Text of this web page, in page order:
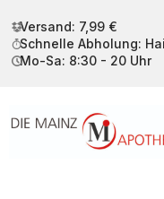
Versand: 7,99 €
Schnelle Abholung:
Mo-Sa: 8:30 - 20 Uhr